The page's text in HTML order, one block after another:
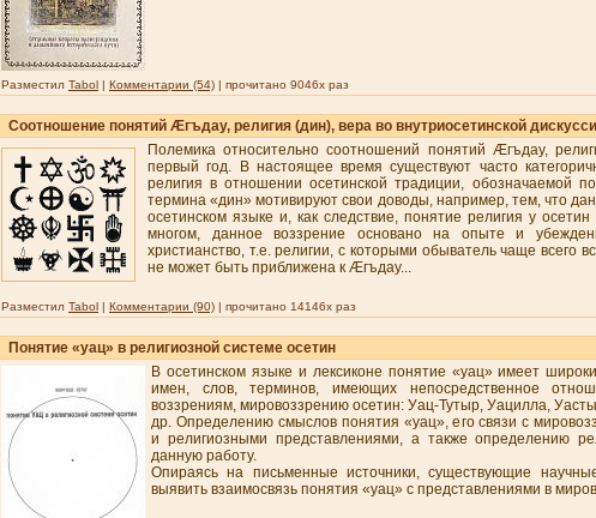
Разместил Tabol | Комментарии (54) | прочитано 9046x раз
Соотношение понятий Æгъдау, религия (дин), вера во внутриосетинской
Полемика относительно соотношений понятий Æгъдау,
первый год. В настоящее время существуют часто
религия в отношении осетинской традиции, обозначаемой
термина «дин» мотивируют свои доводы, например, тем, что
осетинском языке и, как следствие, понятие религия у
многом, данное воззрение основано на опыте и
христианство, т.е. религии, с которыми обыватель чаще всего
не может быть приближена к Æгъдау...
Разместил Tabol | Комментарии (90) | прочитано 14146x раз
Понятие «уац» в религиозной системе осетин
В осетинском языке и лексиконе понятие «уац» имеет
имен, слов, терминов, имеющих непосредственное
воззрениям, мировоззрению осетин: Уац-Тутыр, Уацилла,
др. Определению смыслов понятия «уац», его связи с
и религиозными представлениями, а также определению
данную работу.
Опираясь на письменные источники, существующие
выявить взаимосвязь понятия «уац» с представлениями в